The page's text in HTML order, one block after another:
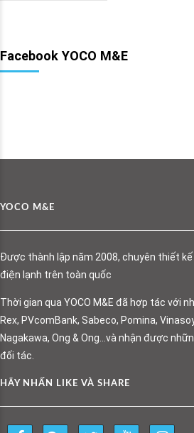
Facebook YOCO M&E
YOCO M&E
Được thành lập năm 2008, chuyên thiết
điện lạnh trên toàn quốc
Thời gian qua YOCO M&E đã hợp tác với
Rex, PVcomBank, Sabeco, Pomina,
Nagakawa, Ong & Ong…và nhận được
đối tác.
HÃY NHẤN LIKE VÀ SHARE